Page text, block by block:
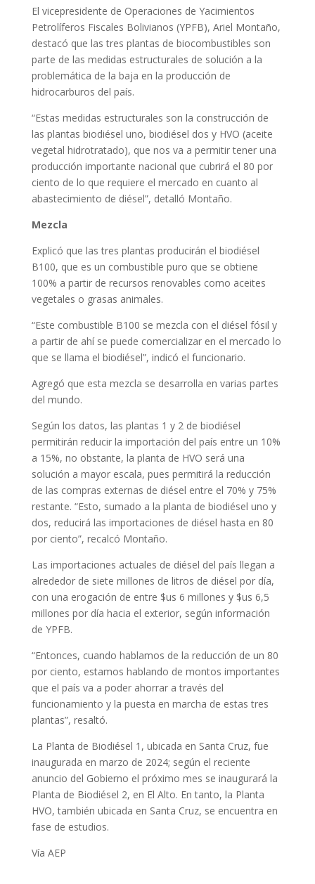
El vicepresidente de Operaciones de Yacimientos
Petrolíferos Fiscales Bolivianos (YPFB), Ariel Montaño,
destacó que las tres plantas de biocombustibles son
parte de las medidas estructurales de solución a la
problemática de la baja en la producción de
hidrocarburos del país.
“Estas medidas estructurales son la construcción de
las plantas biodiésel uno, biodiésel dos y HVO (aceite
vegetal hidrotratado), que nos va a permitir tener una
producción importante nacional que cubrirá el 80 por
ciento de lo que requiere el mercado en cuanto al
abastecimiento de diésel”, detalló Montaño.
Mezcla
Explicó que las tres plantas producirán el biodiésel
B100, que es un combustible puro que se obtiene
100% a partir de recursos renovables como aceites
vegetales o grasas animales.
“Este combustible B100 se mezcla con el diésel fósil y
a partir de ahí se puede comercializar en el mercado lo
que se llama el biodiésel”, indicó el funcionario.
Agregó que esta mezcla se desarrolla en varias partes
del mundo.
Según los datos, las plantas 1 y 2 de biodiésel
permitirán reducir la importación del país entre un 10%
a 15%, no obstante, la planta de HVO será una
solución a mayor escala, pues permitirá la reducción
de las compras externas de diésel entre el 70% y 75%
restante. “Esto, sumado a la planta de biodiésel uno y
dos, reducirá las importaciones de diésel hasta en 80
por ciento”, recalcó Montaño.
Las importaciones actuales de diésel del país llegan a
alrededor de siete millones de litros de diésel por día,
con una erogación de entre $us 6 millones y $us 6,5
millones por día hacia el exterior, según información
de YPFB.
“Entonces, cuando hablamos de la reducción de un 80
por ciento, estamos hablando de montos importantes
que el país va a poder ahorrar a través del
funcionamiento y la puesta en marcha de estas tres
plantas”, resaltó.
La Planta de Biodiésel 1, ubicada en Santa Cruz, fue
inaugurada en marzo de 2024; según el reciente
anuncio del Gobierno el próximo mes se inaugurará la
Planta de Biodiésel 2, en El Alto. En tanto, la Planta
HVO, también ubicada en Santa Cruz, se encuentra en
fase de estudios.
Vía AEP